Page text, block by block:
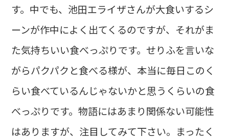
す。中でも、池田エライザさんが大食いするシ
ーンが作中によく出てくるのですが、それがま
た気持ちいい食べっぷりです。せりふを言いな
がらパクパクと食べる様が、本当に毎日このく
らい食べているんじゃないかと思うくらいの食
べっぷりです。物語にはあまり関係ない可能性
はありますが、注目してみて下さい。まったく